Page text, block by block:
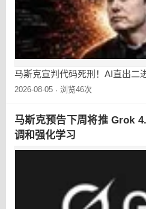
马斯克宣判代码死刑！AI直出二
2026-08-05 · 浏览46次
马斯克预告下周将推 Grok
调和强化学习